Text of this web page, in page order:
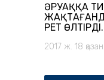
ӘРУАҚҚА
РЕТ
2017 ж. 18 қазан